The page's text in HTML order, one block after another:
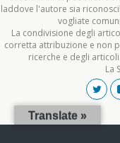
laddove l'autore sia
vogliate
La condivisione degli
corretta attribuzione e non
ricerche e degli
La
Translate »